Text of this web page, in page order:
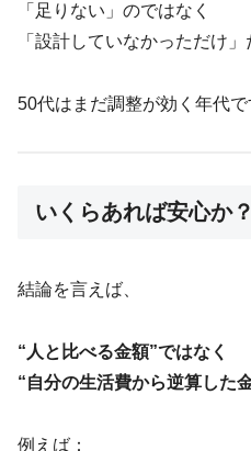
「足りない」のではなく
「設計していなかっただけ」
50代はまだ調整が効く年代で
いくらあれば安心か？
結論を言えば、
“人と比べる金額”ではなく
“自分の生活費から逆算した
例えば：